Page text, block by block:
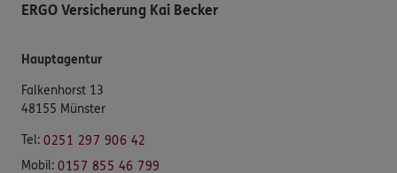
ERGO Versicherung Kai Becker
Hauptagentur
Falkenhorst 13
48155 Münster
Tel: 0251 297 906 42
Mobil: 0157 855 46 799